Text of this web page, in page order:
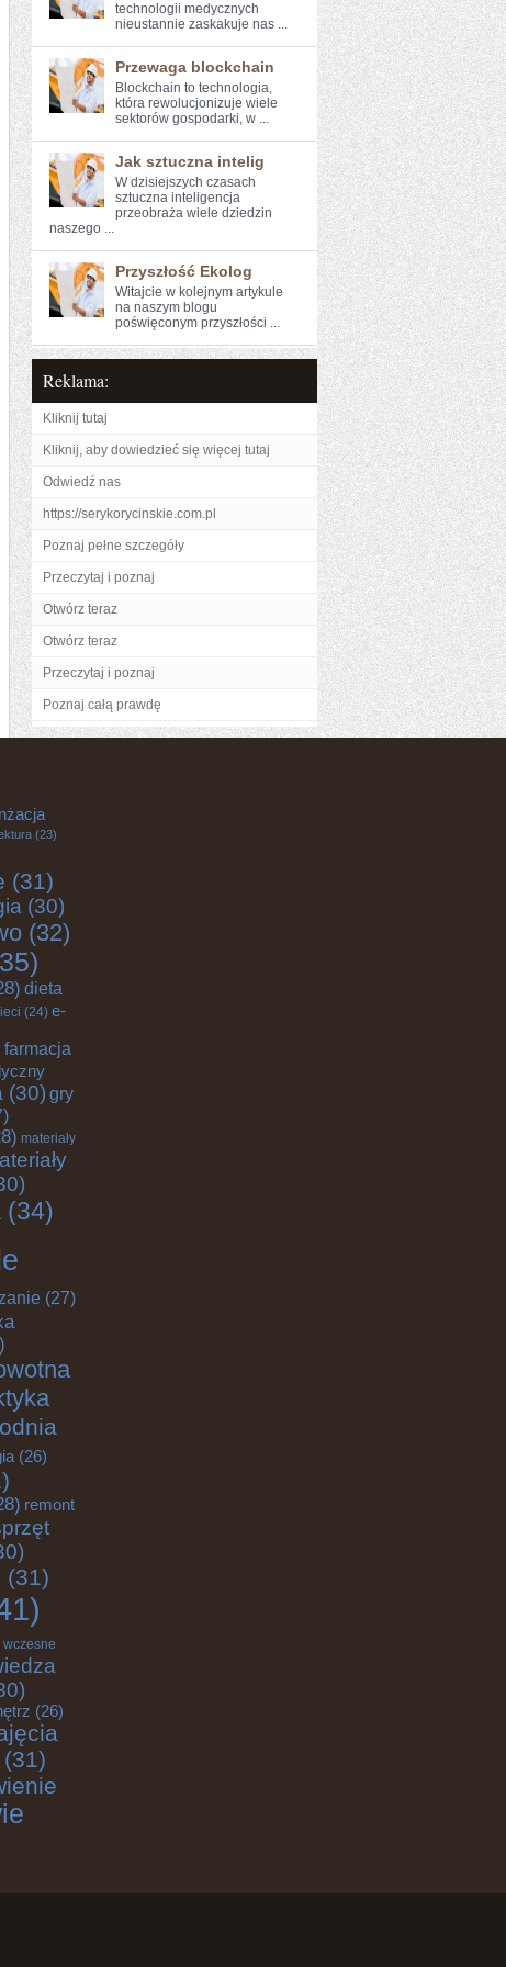
technologii medycznych
nieustannie zaskakuje nas ...
Przewaga blockchain
Blockchain to technologia,​
która rewolucjonizuje wiele‍
sektorów ‍gospodarki, w ...
Jak sztuczna intelig
W dzisiejszych czasach
sztuczna inteligencja
przeobraża wiele dziedzin
naszego ...
Przyszłość Ekolog
Witajcie w kolejnym artykule
na‍ naszym blogu
poświęconym przyszłości ...
Reklama:
Kliknij tutaj
Kliknij, aby dowiedzieć się więcej tutaj
Odwiedź nas
https://serykorycinskie.com.pl
Poznaj pełne szczegóły
Przeczytaj i poznaj
Otwórz teraz
Otwórz teraz
Przeczytaj i poznaj
Poznaj całą prawdę
(23)
(31)
(30)
(32)
dieta
(24) e-
farmacja
(30) gry
materiały
(34)
(27)
(26)
remont
(31)
wczesne
(26)
(31)